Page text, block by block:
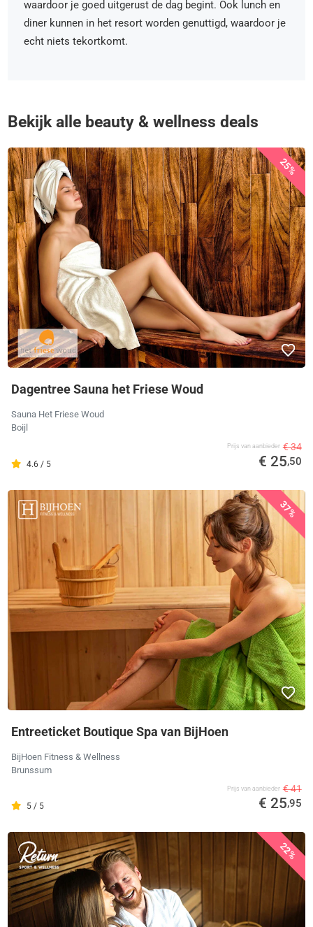
waardoor je goed uitgerust de dag begint. Ook lunch en
diner kunnen in het resort worden genuttigd, waardoor je
echt niets tekortkomt.
Bekijk alle beauty & wellness deals
25%
Dagentree Sauna het Friese Woud
Sauna Het Friese Woud
Boijl
4.6 / 5
Prijs van aanbieder € 34
€ 25,50
37%
Entreeticket Boutique Spa van BijHoen
BijHoen Fitness & Wellness
Brunssum
5 / 5
Prijs van aanbieder € 41
€ 25,95
22%